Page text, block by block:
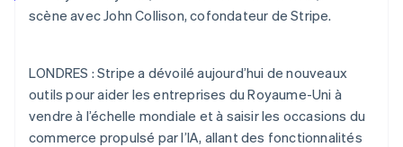
Atlas
Élimination du carbone
Identity
Vérification de l'identité
Commerce de détail
Écosystème
Partenaires
Stripe App Marketplace
État des API
scène avec John Collison, cofondateur de Stripe.
LONDRES : Stripe a dévoilé aujourd’hui de nouveaux
outils pour aider les entreprises du Royaume-Uni à
vendre à l’échelle mondiale et à saisir les occasions du
commerce propulsé par l’IA, allant des fonctionnalités